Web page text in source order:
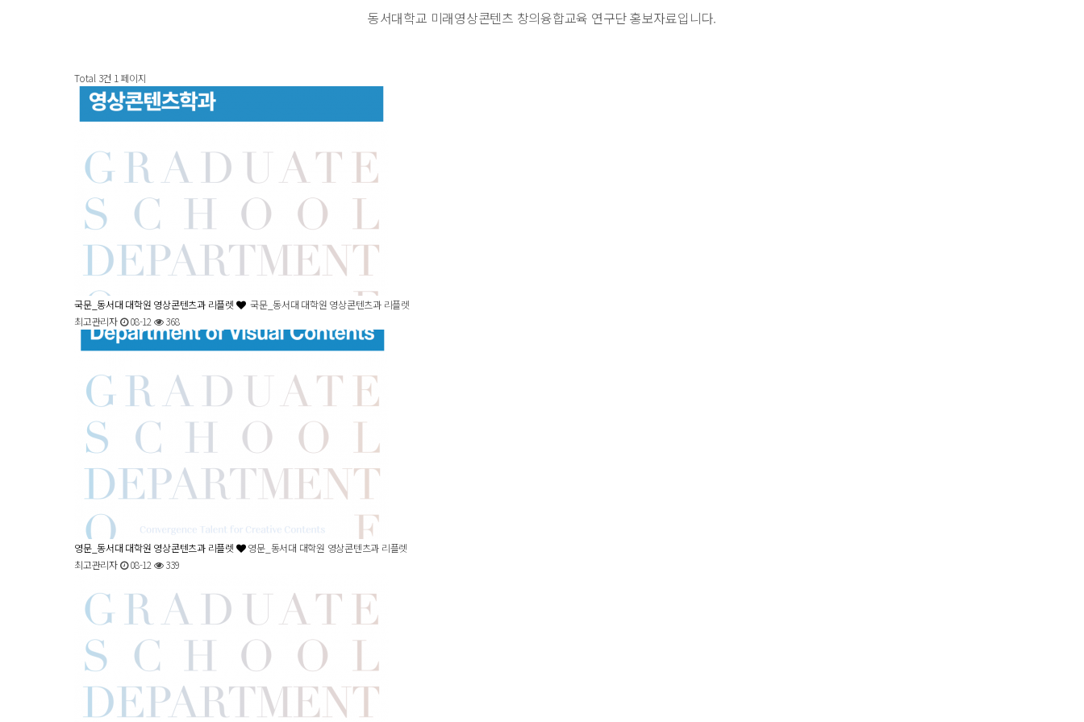
동서대학교 미래영상콘텐츠 창의융합교육 연구단 홍보자료입니다.
Total 3건 1 페이지
국문_동서대 대학원 영상콘텐츠과 리플렛
국문_동서대 대학원 영상콘텐츠과 리플렛
최고관리자
08-12 368
영문_동서대 대학원 영상콘텐츠과 리플렛
영문_동서대 대학원 영상콘텐츠과 리플렛
최고관리자
08-12 339